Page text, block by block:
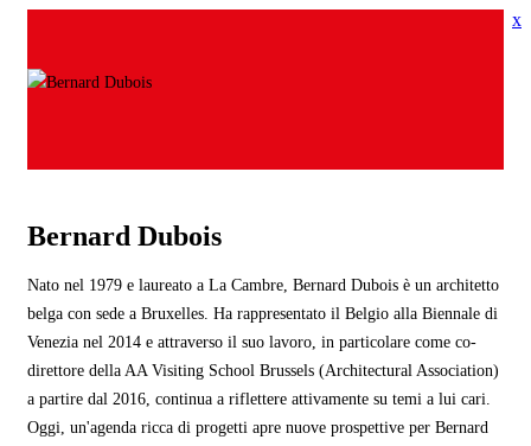
x
Bernard Dubois
Nato nel 1979 e laureato a La Cambre, Bernard Dubois è un architetto
belga con sede a Bruxelles. Ha rappresentato il Belgio alla Biennale di
Venezia nel 2014 e attraverso il suo lavoro, in particolare come co-
direttore della AA Visiting School Brussels (Architectural Association)
a partire dal 2016, continua a riflettere attivamente su temi a lui cari.
Oggi, un'agenda ricca di progetti apre nuove prospettive per Bernard